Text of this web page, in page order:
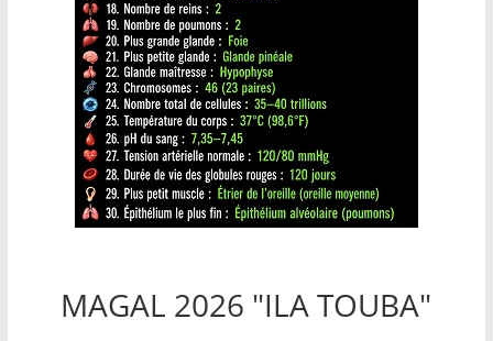
MAGAL 2026 "ILA TOUBA"